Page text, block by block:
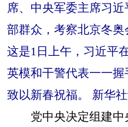
席、中央军委主席习
部群众，考察北京冬奥
这是1日上午，习近平
英模和干警代表一一
致以新春祝福。 新华
党中央决定组建中